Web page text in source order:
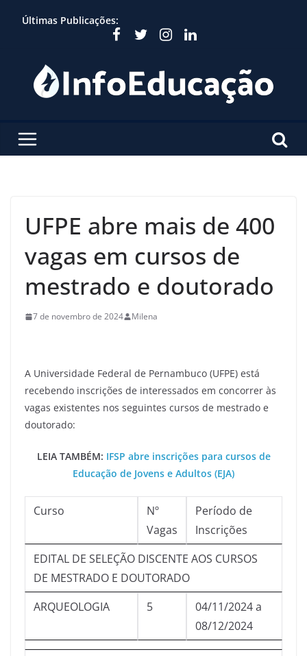
Últimas Publicações:
UFPE abre mais de 400
vagas em cursos de
mestrado e doutorado
7 de novembro de 2024 Milena
A Universidade Federal de Pernambuco (UFPE) está
recebendo inscrições de interessados em concorrer às
vagas existentes nos seguintes cursos de mestrado e
doutorado:
LEIA TAMBÉM: IFSP abre inscrições para cursos de
Educação de Jovens e Adultos (EJA)
Curso
Nº
Vagas
Período de
Inscrições
EDITAL DE SELEÇÃO DISCENTE AOS CURSOS
DE MESTRADO E DOUTORADO
ARQUEOLOGIA
5
04/11/2024 a
08/12/2024